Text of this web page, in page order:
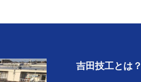
吉田技工とは？